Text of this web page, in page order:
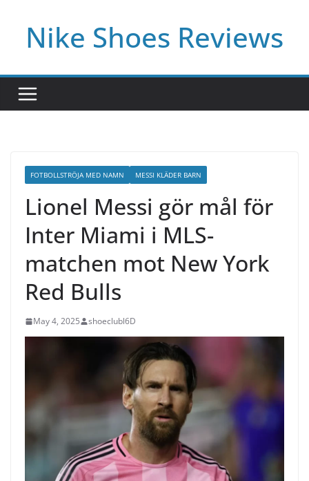
contentNike Shoes Reviews
FOTBOLLSTRÖJA MED NAMN MESSI KLÄDER BARN
Lionel Messi gör mål för
Inter Miami i MLS-
matchen mot New York
Red Bulls
May 4, 2025 shoeclubl6D